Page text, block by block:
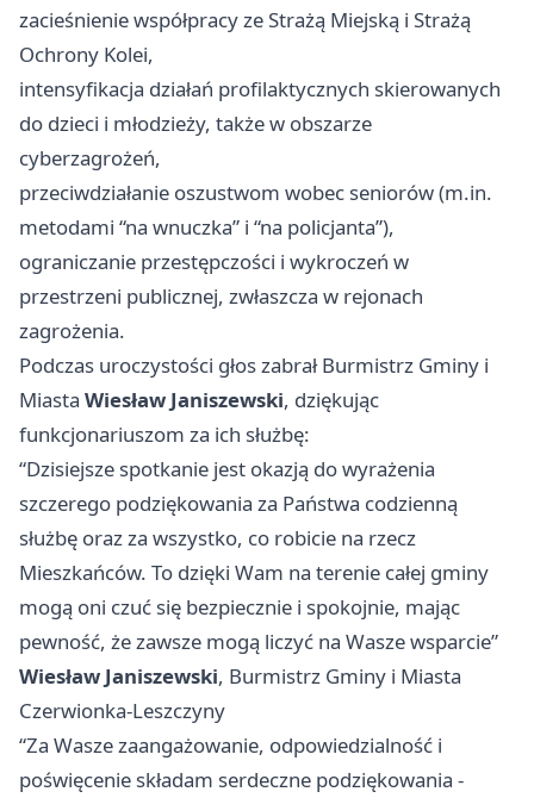
zacieśnienie współpracy ze Strażą Miejską i Strażą
Ochrony Kolei,
intensyfikacja działań profilaktycznych skierowanych
do dzieci i młodzieży, także w obszarze
cyberzagrożeń,
przeciwdziałanie oszustwom wobec seniorów (m.in.
metodami “na wnuczka” i “na policjanta”),
ograniczanie przestępczości i wykroczeń w
przestrzeni publicznej, zwłaszcza w rejonach
zagrożenia.
Podczas uroczystości głos zabrał Burmistrz Gminy i
Miasta Wiesław Janiszewski, dziękując
funkcjonariuszom za ich służbę:
“Dzisiejsze spotkanie jest okazją do wyrażenia
szczerego podziękowania za Państwa codzienną
służbę oraz za wszystko, co robicie na rzecz
Mieszkańców. To dzięki Wam na terenie całej gminy
mogą oni czuć się bezpiecznie i spokojnie, mając
pewność, że zawsze mogą liczyć na Wasze wsparcie”
Wiesław Janiszewski, Burmistrz Gminy i Miasta
Czerwionka-Leszczyny
“Za Wasze zaangażowanie, odpowiedzialność i
poświęcenie składam serdeczne podziękowania -